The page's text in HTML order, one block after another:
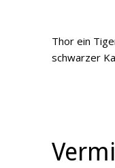
Thor ein
schwarzer